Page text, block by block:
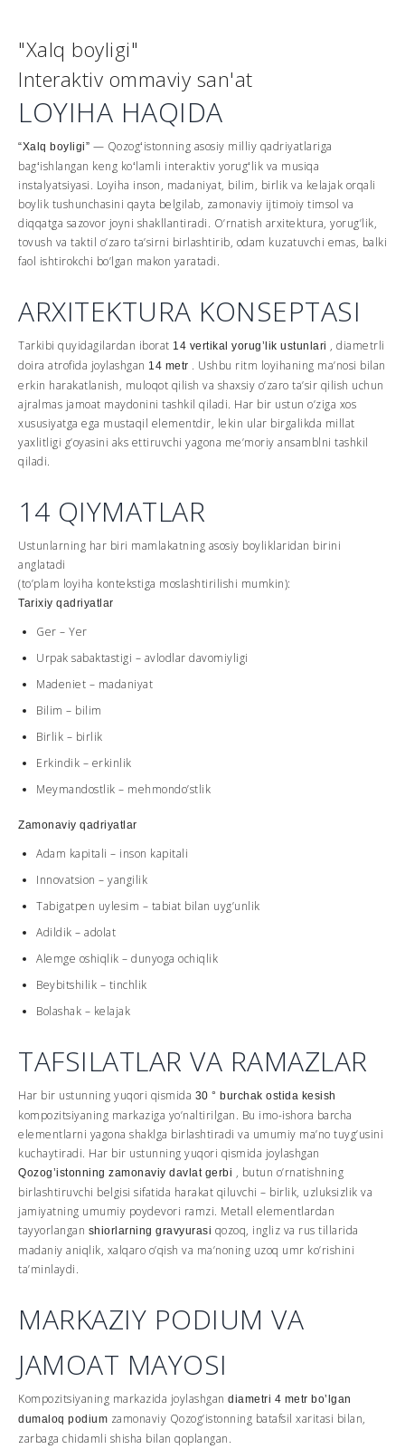
"Xalq boyligi"
Interaktiv ommaviy san'at
LOYIHA HAQIDA
“Xalq boyligi” — Qozogʻistonning asosiy milliy qadriyatlariga
bagʻishlangan keng koʻlamli interaktiv yorugʻlik va musiqa
instalyatsiyasi. Loyiha inson, madaniyat, bilim, birlik va kelajak orqali
boylik tushunchasini qayta belgilab, zamonaviy ijtimoiy timsol va
diqqatga sazovor joyni shakllantiradi. O’rnatish arxitektura, yorug’lik,
tovush va taktil o’zaro ta’sirni birlashtirib, odam kuzatuvchi emas, balki
faol ishtirokchi bo’lgan makon yaratadi.
ARXITEKTURA KONSEPTASI
Tarkibi quyidagilardan iborat 14 vertikal yorug’lik ustunlari , diametrli
doira atrofida joylashgan 14 metr . Ushbu ritm loyihaning ma’nosi bilan
erkin harakatlanish, muloqot qilish va shaxsiy o’zaro ta’sir qilish uchun
ajralmas jamoat maydonini tashkil qiladi. Har bir ustun o’ziga xos
xususiyatga ega mustaqil elementdir, lekin ular birgalikda millat
yaxlitligi g’oyasini aks ettiruvchi yagona me’moriy ansamblni tashkil
qiladi.
14 QIYMATLAR
Ustunlarning har biri mamlakatning asosiy boyliklaridan birini
anglatadi
(to’plam loyiha kontekstiga moslashtirilishi mumkin):
Tarixiy qadriyatlar
Ger – Yer
Urpak sabaktastigi – avlodlar davomiyligi
Madeniet – madaniyat
Bilim – bilim
Birlik – birlik
Erkindik – erkinlik
Meymandostlik – mehmondo’stlik
Zamonaviy qadriyatlar
Adam kapitali – inson kapitali
Innovatsion – yangilik
Tabigatpen uylesim – tabiat bilan uyg’unlik
Adildik – adolat
Alemge oshiqlik – dunyoga ochiqlik
Beybitshilik – tinchlik
Bolashak – kelajak
TAFSILATLAR VA RAMAZLAR
Har bir ustunning yuqori qismida 30 ° burchak ostida kesish
kompozitsiyaning markaziga yo’naltirilgan. Bu imo-ishora barcha
elementlarni yagona shaklga birlashtiradi va umumiy ma’no tuyg’usini
kuchaytiradi. Har bir ustunning yuqori qismida joylashgan
Qozog’istonning zamonaviy davlat gerbi , butun o’rnatishning
birlashtiruvchi belgisi sifatida harakat qiluvchi – birlik, uzluksizlik va
jamiyatning umumiy poydevori ramzi. Metall elementlardan
tayyorlangan shiorlarning gravyurasi qozoq, ingliz va rus tillarida
madaniy aniqlik, xalqaro o’qish va ma’noning uzoq umr ko’rishini
ta’minlaydi.
MARKAZIY PODIUM VA
JAMOAT MAYOSI
Kompozitsiyaning markazida joylashgan diametri 4 metr bo’lgan
dumaloq podium zamonaviy Qozog’istonning batafsil xaritasi bilan,
zarbaga chidamli shisha bilan qoplangan.